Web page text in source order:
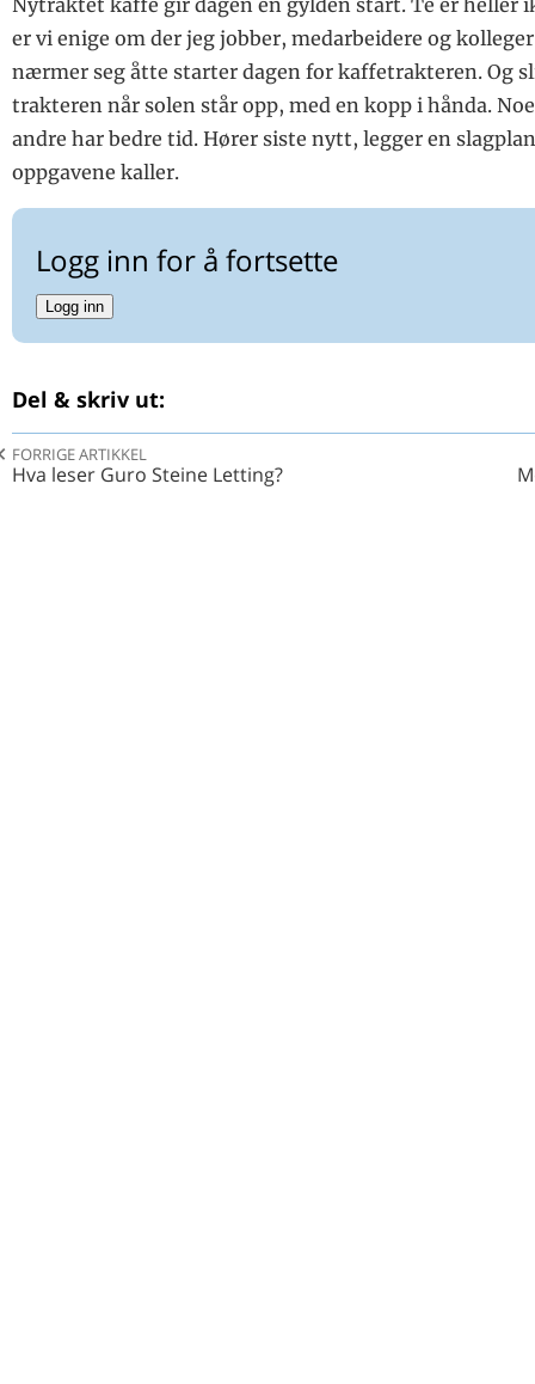
Brevet
er vi enige om der jeg jobber, medarbeidere og
nærmer seg åtte starter dagen for kaffetrakteren. Og
trakteren når solen står opp, med en kopp i hånda.
andre har bedre tid. Hører siste nytt, legger en
oppgavene kaller.
Logg inn for å fortsette
Logg inn
Del & skriv ut:
FORRIGE ARTIKKEL
Hva leser Guro Steine Letting?